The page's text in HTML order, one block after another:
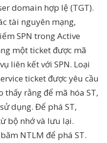
domain hợp lệ (TGT).
tài nguyên mạng,
SPN trong Active
một ticket được mã
liên kết với SPN. Loại
ticket được yêu cầu
thấy rằng để mã hóa ST,
dụng. Để phá ST,
bộ nhớ và lưu lại.
NTLM để phá ST.